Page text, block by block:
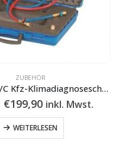
ZUBEHÖR
Inspector A/C Kfz-Klimadiagnoseschauglas DSG600
Ursprünglicher
Preis
war:
€299,98
€199,90Aktueller
Preis
ist:
€199,90.
inkl. Mwst.
WEITERLESEN